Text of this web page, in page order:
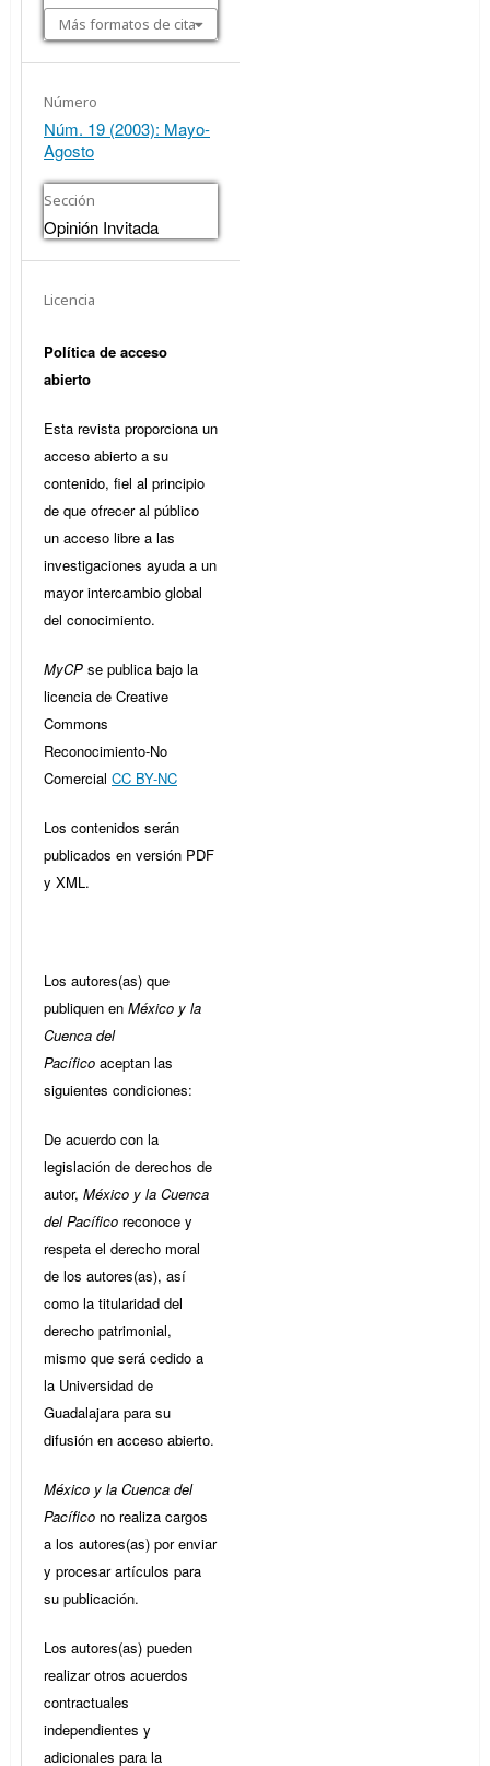
Más formatos de cita
Número
Núm. 19 (2003): Mayo-
Agosto
Sección
Opinión Invitada
Licencia
Política de acceso
abierto
Esta revista proporciona un
acceso abierto a su
contenido, fiel al principio
de que ofrecer al público
un acceso libre a las
investigaciones ayuda a un
mayor intercambio global
del conocimiento.
MyCP se publica bajo la
licencia de Creative
Commons
Reconocimiento-No
Comercial CC BY-NC
Los contenidos serán
publicados en versión PDF
y XML.
Los autores(as) que
publiquen en México y la
Cuenca del
Pacífico aceptan las
siguientes condiciones:
De acuerdo con la
legislación de derechos de
autor, México y la Cuenca
del Pacífico reconoce y
respeta el derecho moral
de los autores(as), así
como la titularidad del
derecho patrimonial,
mismo que será cedido a
la Universidad de
Guadalajara para su
difusión en acceso abierto.
México y la Cuenca del
Pacífico no realiza cargos
a los autores(as) por enviar
y procesar artículos para
su publicación.
Los autores(as) pueden
realizar otros acuerdos
contractuales
independientes y
adicionales para la